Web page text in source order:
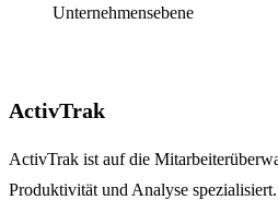
Unternehmensebene
ActivTrak
ActivTrak ist auf die
Produktivität und Analyse